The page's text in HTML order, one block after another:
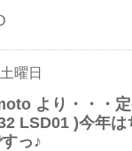
曜日
より・・・
LSD01 )今年
っ♪